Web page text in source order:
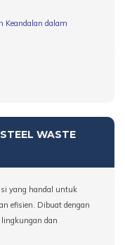
Keandalan dalam
WASTE
yang handal untuk
efisien. Dibuat dengan
dan